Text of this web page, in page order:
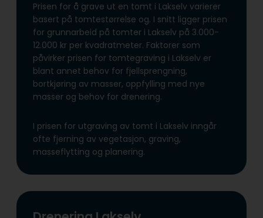
Prisen for å grave ut en tomt i Lakselv varierer
basert på tomtestørrelse og. I snitt ligger prisen
for grunnarbeid på tomter i Lakselv på 3.000-
12.000 kr per kvadratmeter. Faktorer som
påvirker prisen for tomtegraving i Lakselv er
blant annet behov for fjellsprengning,
bortkjøring av masser, oppfylling med nye
masser og behov for drenering.
I prisen for utgraving av tomt i Lakselv inngår
ofte fjerning av vegetasjon, graving,
masseflytting og planering.